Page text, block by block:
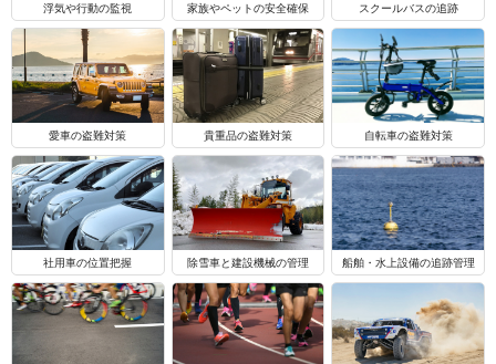
浮気や行動の監視 家族やペットの安全確保 スクールバスの追跡
愛車の盗難対策 貴重品の盗難対策 自転車の盗難対策
社用車の位置把握 除雪車と建設機械の管理 船舶・水上設備の追跡管理